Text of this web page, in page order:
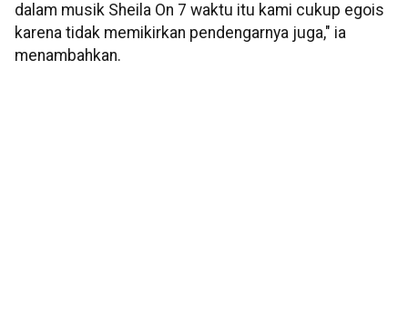
dalam musik Sheila On 7 waktu itu kami cukup egois
karena tidak memikirkan pendengarnya juga," ia
menambahkan.